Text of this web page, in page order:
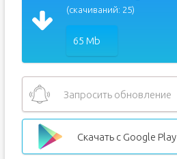
(скачиваний: 25)
65 Mb
Запросить обновление
Скачать с Google Play